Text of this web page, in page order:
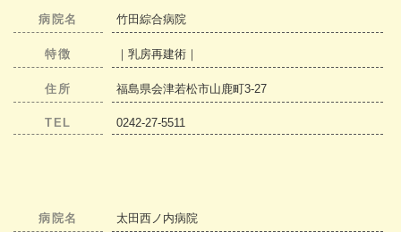
病院名 竹田綜合病院
特徴 ｜乳房再建術｜
住所 福島県会津若松市山鹿町3-27
TEL 0242-27-5511
病院名 太田西ノ内病院